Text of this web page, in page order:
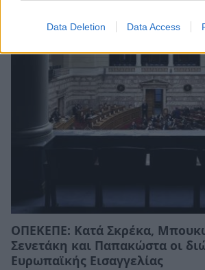
Data Deletion Data Access
ΟΠΕΚΕΠΕ: Κατά Σκρέκα,
Σενετάκη και Παπακώστα οι
Ευρωπαϊκής Εισαγγελίας